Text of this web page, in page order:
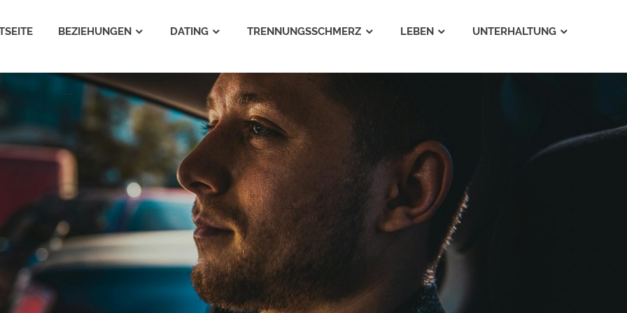
BEZIEHUNGEN DATING TRENNUNGSSCHMERZ LEBEN UNTERHALTUNG